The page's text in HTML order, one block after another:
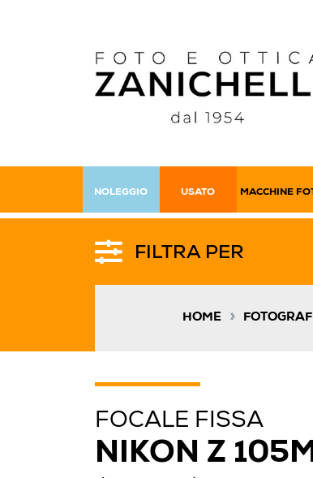
NOLEGGIO USATO MACCHINE
FILTRA PER
HOME »
FOCALE FISSA
NIKON Z